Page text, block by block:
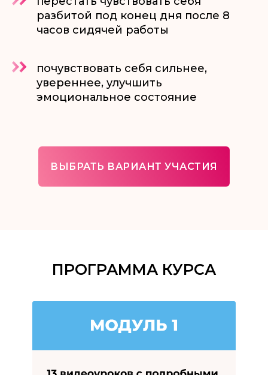
разбитой под конец дня после 8
часов сидячей работы
почувствовать себя сильнее,
увереннее, улучшить
эмоциональное состояние
ВЫБРАТЬ ВАРИАНТ УЧАСТИЯ
ПРОГРАММА КУРСА